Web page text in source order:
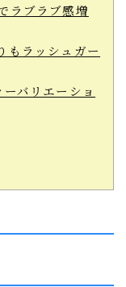
ラブラブ感増
もラッシュガー
バリエーショ